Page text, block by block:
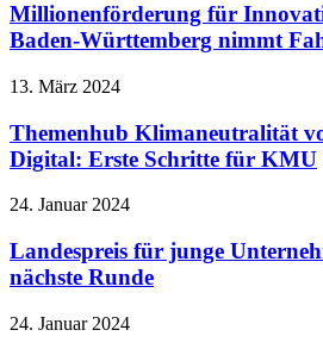
Millionenförderung für
Baden-Württemberg nimmt
13. März 2024
Themenhub Klimaneutralität
Digital: Erste Schritte für KMU
24. Januar 2024
Landespreis für junge
nächste Runde
24. Januar 2024